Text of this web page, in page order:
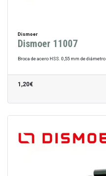
Dismoer
Dismoer 11007
Broca de acero HSS. 0,55 mm de diámetro
1,20€